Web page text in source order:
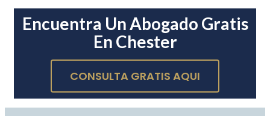
Encuentra Un Abogado Gratis
En Chester
CONSULTA GRATIS AQUI